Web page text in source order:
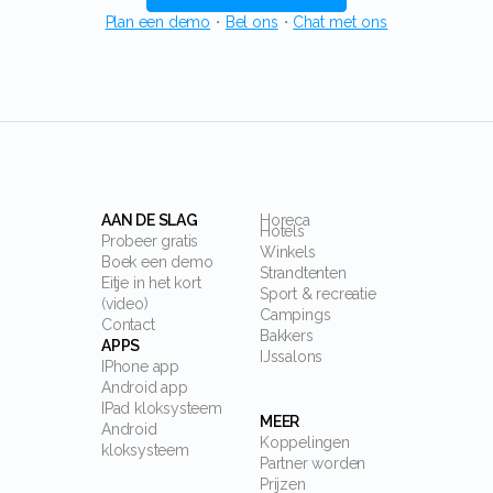
Plan een demo ・ Bel ons ・ Chat met ons
AAN DE SLAG
Probeer gratis
Boek een demo
Eitje in het kort
(video)
Contact
APPS
IPhone app
Android app
IPad kloksysteem
Android
kloksysteem
Horeca
Hotels
Winkels
Strandtenten
Sport & recreatie
Campings
Bakkers
IJssalons
MEER
Koppelingen
Partner worden
Prijzen